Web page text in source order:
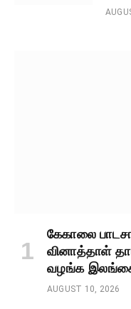
கேகாலை
வினாத்தாள்
வழங்க இலங்கை
AUGUST 10, 2026